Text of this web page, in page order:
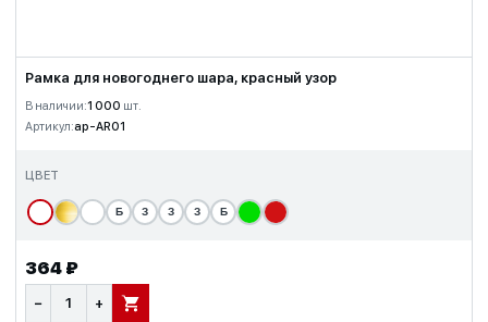
Рамка для новогоднего шара, красный узор
В наличии:1 000 шт.
Артикул:ap-AR01
ЦВЕТ
Б З З З Б
364 ₽
− + В КОРЗИНУ